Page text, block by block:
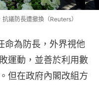
議防長遭撤換（Reuters）
命為防長，外界視他
運動，並善於利用數
但在政府內閣改組方